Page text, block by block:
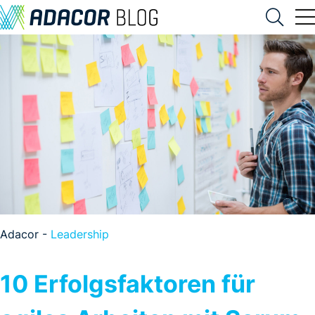
Adacor - Leadership
10 Erfolgsfaktoren für